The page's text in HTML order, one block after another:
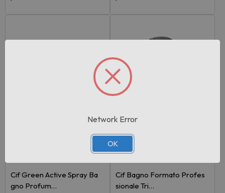
Cif Green Active Spray Ba
gno Profum…
Rif:083784
Cif Bagno Formato Profes
sionale Tri…
Network Error
OK